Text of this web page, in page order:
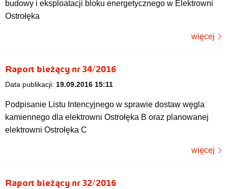
budowy i eksploatacji bloku energetycznego w Elektrowni
Ostrołęka
więcej
Raport bieżący nr 34/2016
Data publikacji: 19.09.2016 15:11
Podpisanie Listu Intencyjnego w sprawie dostaw węgla
kamiennego dla elektrowni Ostrołęka B oraz planowanej
elektrowni Ostrołęka C
więcej
Raport bieżący nr 32/2016